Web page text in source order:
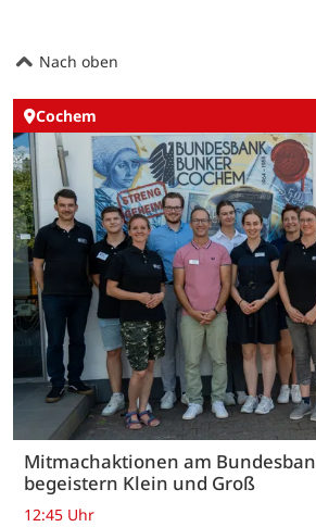
Nach oben
Cochem
Mitmachaktionen am
begeistern Klein und Groß
12:45 Uhr